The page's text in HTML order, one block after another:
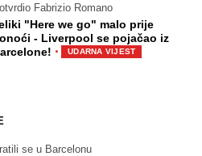
Fabrizio Romano
"Here we go" malo prije
- Liverpool se pojačao iz
· UDARNA VIJEST
se u Barcelonu